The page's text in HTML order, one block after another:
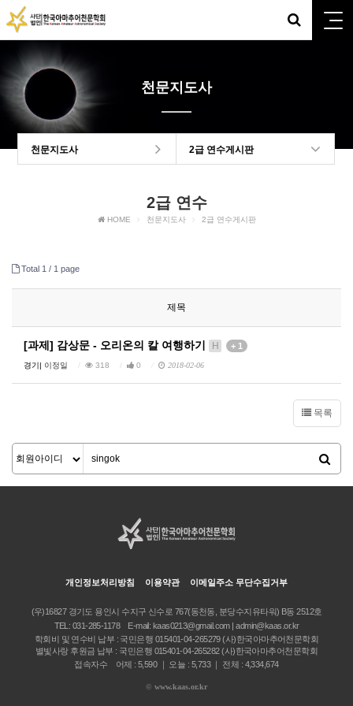
천문지도사
천문지도사 2급 연수게시판
2급 연수
HOME 천문지도사 2급 연수게시판
Total 1 / 1 page
제목
[과제] 감상문 - 오리온의 칼 여행하기 H + 1
경기| 이정일 318 0 2018-02-06
목록
개인정보처리방침 이용약관 이메일주소 무단수집거부
(우)16827 경기도 용인시 수지구 신수로 767(동천동, 분당수지유타워) B동 2512호
TEL: 031-285-1178 E-mail: kaas0213@gmail.com | admin@kaas.or.kr
학회비 및 연수비 납부 : 국민은행 015401-04-265279 (사)한국아마추어천문학회
별빛사랑 후원금 납부 : 국민은행 015401-04-265282 (사)한국아마추어천문학회
접속자수 어제 : 5,590 ｜ 오늘 : 5,733 ｜ 전체 : 4,334,674
© www.kaas.or.kr